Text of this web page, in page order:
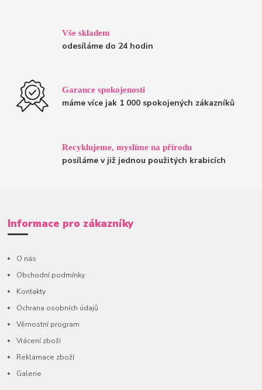
Vše skladem
odesíláme do 24 hodin
Garance spokojenosti
máme více jak 1 000 spokojených zákazníků
Recyklujeme, myslíme na přírodu
posíláme v již jednou použitých krabicích
Informace pro zákazníky
O nás
Obchodní podmínky
Kontakty
Ochrana osobních údajů
Věrnostní program
Vrácení zboží
Reklamace zboží
Galerie